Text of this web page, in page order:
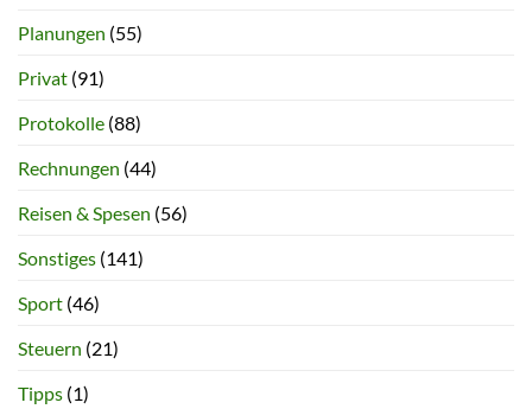
Planungen (55)
Privat (91)
Protokolle (88)
Rechnungen (44)
Reisen & Spesen (56)
Sonstiges (141)
Sport (46)
Steuern (21)
Tipps (1)